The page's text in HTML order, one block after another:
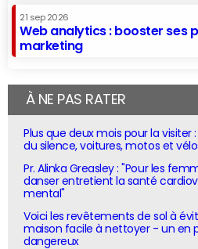
21 sep 2026
Web analytics : booster ses
marketing
À NE PAS RATER
Plus que deux mois pour la visiter
du silence, voitures, motos et
Pr. Alinka Greasley : "Pour les
danser entretient la santé
mental"
Voici les revêtements de sol à
maison facile à nettoyer - un en
dangereux